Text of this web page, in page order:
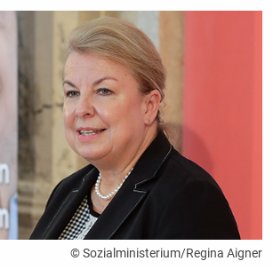
© Sozialministerium/Regina Aigner